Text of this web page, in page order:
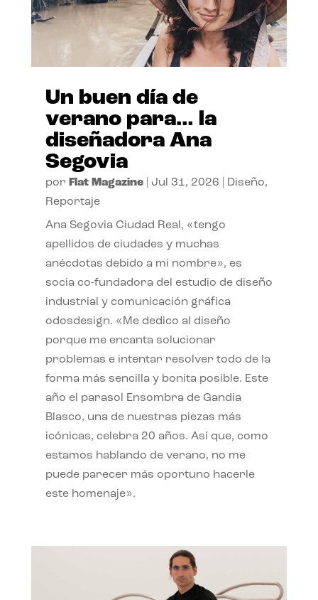
Un buen día de
verano para… la
diseñadora Ana
Segovia
por Flat Magazine| Jul 31, 2026 Diseño,
Reportaje
Ana Segovia Ciudad Real, «tengo
apellidos de ciudades y muchas
anécdotas debido a mi nombre», es
socia co-fundadora del estudio de diseño
industrial y comunicación gráfica
odosdesign. «Me dedico al diseño
porque me encanta solucionar
problemas e intentar resolver todo de la
forma más sencilla y bonita posible. Este
año el parasol Ensombra de Gandia
Blasco, una de nuestras piezas más
icónicas, celebra 20 años. Así que, como
estamos hablando de verano, no me
puede parecer más oportuno hacerle
este homenaje».